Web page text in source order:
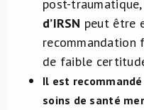
post-
d’IRSN peut être
recommandation
de faible
Il est
soins de santé